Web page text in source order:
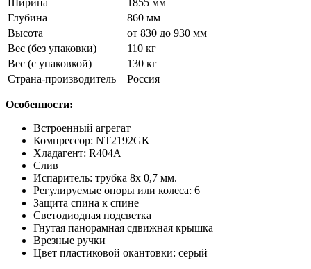
Глубина
860 мм
Высота
от 830 до 930 мм
Вес (без упаковки)
110 кг
Вес (с упаковкой)
130 кг
Страна-производитель
Россия
Особенности:
Встроенный агрегат
Компрессор: NT2192GK
Хладагент: R404A
Слив
Испаритель: трубка 8х 0,7 мм.
Регулируемые опоры или колеса: 6
Защита спина к спине
Светодиодная подсветка
Гнутая панорамная сдвижная крышка
Врезные ручки
Цвет пластиковой окантовки: серый